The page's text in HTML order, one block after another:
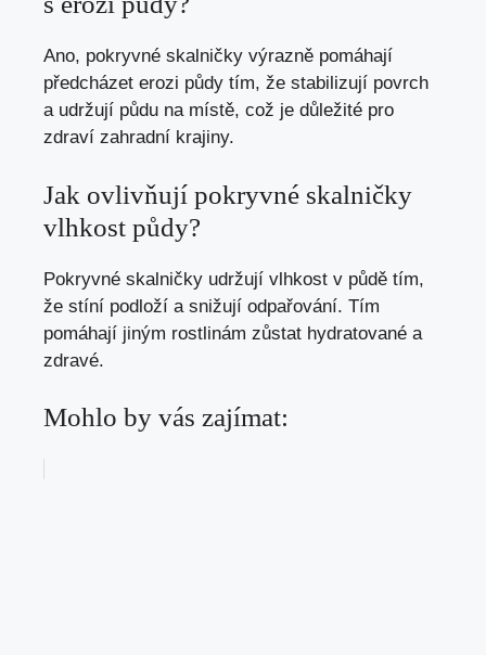
Ano, pokryvné skalničky výrazně pomáhají
předcházet erozi půdy tím, že stabilizují povrch
a udržují půdu na místě, což je důležité pro
zdraví zahradní krajiny.
Jak ovlivňují pokryvné skalničky
vlhkost půdy?
Pokryvné skalničky udržují vlhkost v půdě tím,
že stíní podloží a snižují odpařování. Tím
pomáhají jiným rostlinám zůstat hydratované a
zdravé.
Mohlo by vás zajímat: